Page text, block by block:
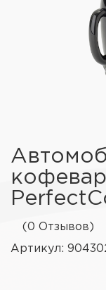
(0 Отзывов)
Артикул: